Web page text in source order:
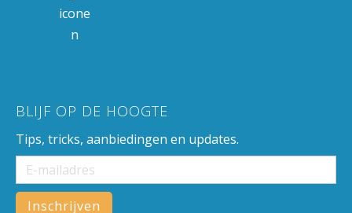
BLIJF OP DE HOOGTE
Tips, tricks, aanbiedingen en updates.